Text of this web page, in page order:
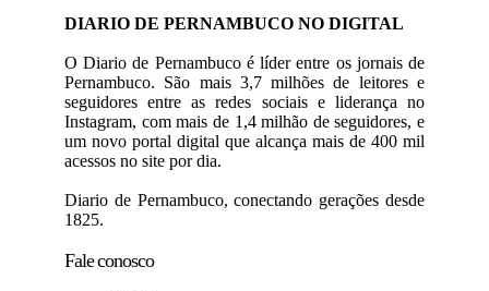
DIARIO DE PERNAMBUCO NO DIGITAL
O Diario de Pernambuco é líder entre os jornais de
Pernambuco. São mais 3,7 milhões de leitores e
seguidores entre as redes sociais e liderança no
Instagram, com mais de 1,4 milhão de seguidores, e
um novo portal digital que alcança mais de 400 mil
acessos no site por dia.
Diario de Pernambuco, conectando gerações desde
1825.
Fale conosco